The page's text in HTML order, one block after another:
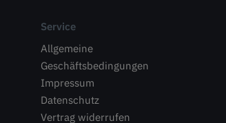
Service
Allgemeine
Geschäftsbedingungen
Impressum
Datenschutz
Vertrag widerrufen